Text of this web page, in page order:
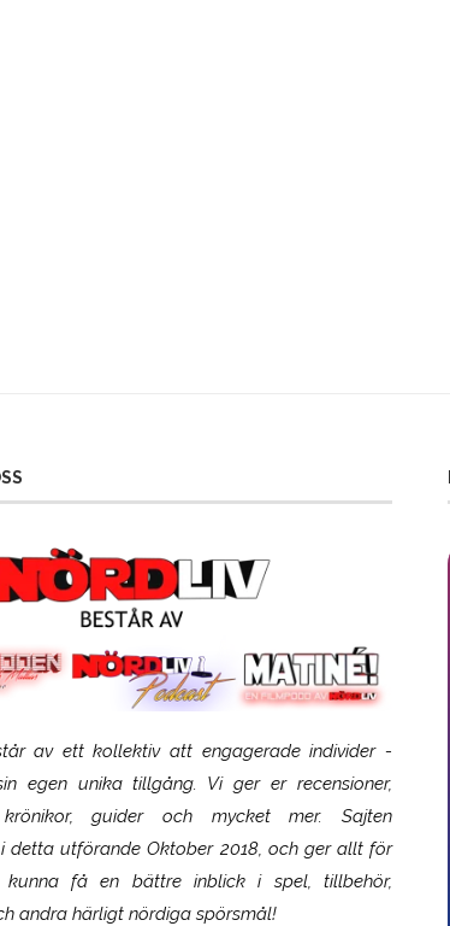
av ett kollektiv att engagerade individer -
egen unika tillgång. Vi ger er recensioner,
krönikor, guider och mycket mer. Sajten
detta utförande Oktober 2018, och ger allt för
få en bättre inblick i spel, tillbehör,
andra härligt nördiga spörsmål!
Logitech G316 X 98